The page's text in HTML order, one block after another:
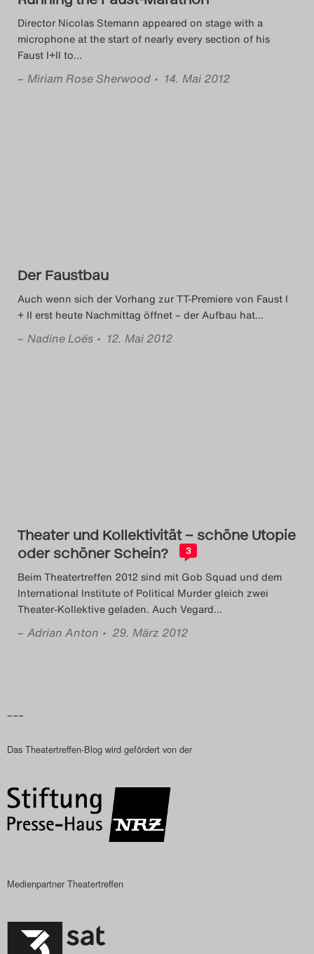
Search
Director Nicolas Stemann appeared on stage with a
microphone at the start of nearly every section of his
Faust I+II to…
– Miriam Rose Sherwood • 14. Mai 2012
Der Faustbau
Auch wenn sich der Vorhang zur TT-Premiere von Faust I
+ II erst heute Nachmittag öffnet – der Aufbau hat…
– Nadine Loës • 12. Mai 2012
Theater und Kollektivität – schöne Utopie
oder schöner Schein?
3
Beim Theatertreffen 2012 sind mit Gob Squad und dem
International Institute of Political Murder gleich zwei
Theater-Kollektive geladen. Auch Vegard…
– Adrian Anton • 29. März 2012
–––
Das Theatertreffen-Blog wird gefördert von der
Medienpartner Theatertreffen